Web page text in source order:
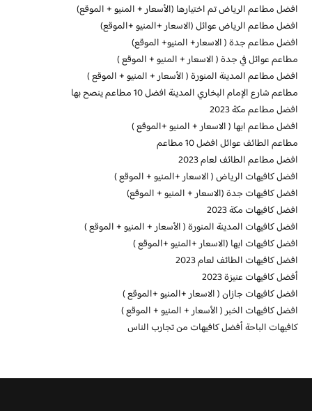
افضل مطاعم الرياض تم اختيارها (الأسعار + المنيو + الموقع)
افضل مطاعم الرياض عوائل (الاسعار +المنيو +الموقع)
افضل مطاعم جدة ( الاسعار+ المنيو+ الموقع)
مطاعم عوائل في جدة ( الاسعار + المنيو + الموقع )
افضل مطاعم المدينة المنورة ( الأسعار + المنيو + الموقع )
مطاعم شارع الإمام البخاري المدينة افضل 10 مطاعم ينصح بها
افضل مطاعم مكة 2023
افضل مطاعم ابها ( الاسعار + المنيو +الموقع )
مطاعم الطائف عوائل افضل 10 مطاعم
افضل مطاعم الطائف لعام 2023
افضل كافيهات الرياض ( الاسعار +المنيو + الموقع )
افضل كافيهات جدة (الاسعار + المنيو + الموقع)
افضل كافيهات مكة 2023
افضل كافيهات المدينة المنورة ( الأسعار + المنيو + الموقع )
افضل كافيهات ابها (الاسعار +المنيو +الموقع )
افضل كافيهات الطائف لعام 2023
أفضل كافيهات عنيزة 2023
افضل كافيهات جازان ( الاسعار +المنيو +الموقع )
افضل كافيهات الخبر ( الأسعار + المنيو + الموقع )
كافيهات الباحة أفضل كافيهات من تجارب الناس